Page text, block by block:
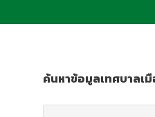
ค้นหาข้อมูลเทศบาลเ